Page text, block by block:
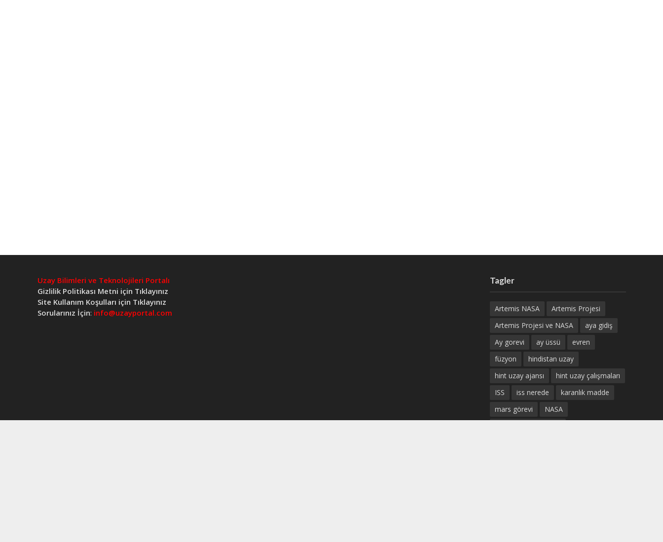
Uzay Bilimleri ve Teknolojileri Portalı
Gizlilik Politikası Metni için Tıklayınız
Site Kullanım Koşulları için Tıklayınız
Sorularınız İçin: info@uzayportal.com
Tagler
Artemis NASA
Artemis Projesi
Artemis Projesi ve NASA
aya gidiş
Ay gorevi
ay üssü
evren
füzyon
hindistan uzay
hint uzay ajansı
hint uzay çalışmaları
ISS
iss nerede
karanlık madde
mars görevi
NASA